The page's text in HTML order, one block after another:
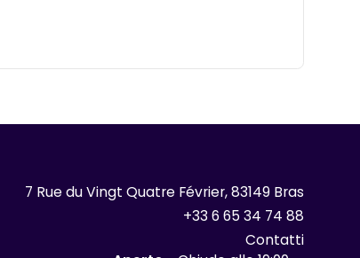
7 Rue du Vingt Quatre Février, 83149 Bras
+33 6 65 34 74 88
Contatti